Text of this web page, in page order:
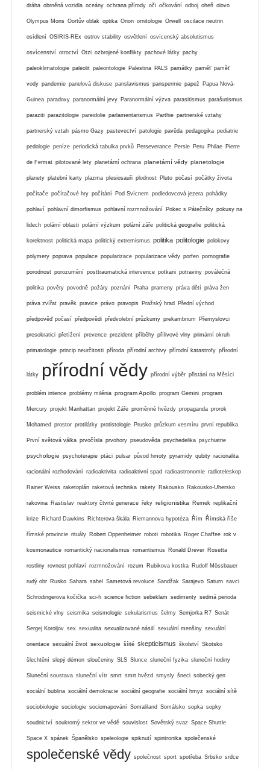
dráha obrněná vozidla oceány ochrana přírody oči očkování odboj oheň olovo
Olympus Mons Oortův oblak optika Orion ornitologie Orwell oscilace neutrin
osídlení OSIRIS-REx ostrov stability osvětlení osvícenský absolutismus
osvícenství otroctví Ötzi ozbrojené konflikty pachové látky pachy
paleoklimatologie paleolit paleontologie Palestina PALS památky paměť paměť
vody pandemie panelová diskuse panslavismus panspermie papež Papua Nová-
Guinea paradoxy paranormální jevy Paranormální výzva parasitismus parašutismus
paraziti parazitologie pareidolie parlamentarismus Parthie partnerské vztahy
partnerský vztah pásmo Gazy pastevectví patologie pavěda pedagogika pediatrie
pedologie peníze periodická tabulka prvků Perseverance Persie Peru Philae Pierre
de Fermat pilotované lety planetární ochrana planetární vědy planetologie
planety platební karty plazma plesiosauři plodnost Pluto počasí počátky života
počítače počítačové hry počítání Pod Svícnem podledovcová jezera pohádky
pohlaví pohlavní dimorfismus pohlavní rozmnožování Pokec s Pátečníky pokusy na
lidech polární oblasti polární výzkum polární záře politická geografie politická
korektnost politická mapa politický extremismus politika politologie polokovy
polymery poprava populace popularizace popularizace vědy porfen pornografie
porodnost porozumění posttraumatická intervence potkani potraviny poválečná
politika pověry povodně požáry poznání Praha prameny práva dětí práva žen
práva zvířat pravěk pravice právo pravopis Pražský hrad Přední východ
předpověď počasí předpovědi předvolební průzkumy prekambrium Přemyslovci
presokratici přetížení prevence prezident příběhy přílivové vlny primární okruh
primatologie princip neurčitosti příroda přírodní archivy přírodní katastrofy přírodní
látky přírodní vědy přírodní výběr přistání na Měsíci
problém intence problémy milénia program Apollo program Gemini program
Mercury projekt Manhattan projekt Záře proměnné hvězdy propaganda prorok
Mohamed prostor protilátky protistologie Prusko průzkum vesmíru první republika
První světová válka prvočísla prvohory pseudověda psychedelika psychiatrie
psychologie psychoterapie ptáci pulsar původ hmoty pyramidy qubity racionalita
racionální rozhodování radioaktivita radioaktivní spad radioastronomie radioteleskop
Rainer Weiss raketoplán raketová technika rakety Rakousko Rakousko-Uhersko
rakovina Rastislav reaktory čtvrté generace řeky religionistika Remek replikační
krize Richard Dawkins Richterova škála Riemannova hypotéza Řím Římská říše
římské provincie rituály Robert Oppenheimer roboti robotika Roger Chaffee rok v
kosmonautice romantický nacionalismus romantismus Ronald Drever Rosetta
rostliny rovnost pohlaví rozmnožování rozum Rubikova kostka Rudolf Mössbauer
rudý obr Rusko Sahara sahel Sametová revoluce Sandžak Sarajevo Saturn savci
Schrödingerova kočička sci-fi science fiction sebeklam sedimenty sedmá perioda
seismické vlny seismika seismologie sekularismus šelmy Semjorka R7 Senát
Sergej Koroljov sex sexualita sexualizované násilí sexuální menšiny sexuální
orientace sexuální život sexuologie šíité skepticismus školství Skotsko
šlechtění slepý démon sloučeniny SLS Slunce sluneční fyzika sluneční hodiny
Sluneční soustava sluneční vítr smrt smrt hvězd smysly šneci sobecký gen
sociální bublina sociální demokracie sociální geografie sociální hmyz sociální sítě
sociobiologie sociologie sociomapování Somaliland Somálsko sopka sopky
soudnictví soukromý sektor ve vědě souvislost Sovětský svaz Space Shuttle
Space X spánek Španělsko speleologie spiknutí spintronika společenské
společenské vědy společnost sport spotřeba Srbsko srdce